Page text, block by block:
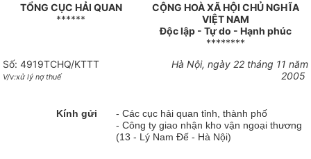
TỔNG CỤC HẢI QUAN
******
CỘNG HOÀ XÃ HỘI CHỦ NGHĨA
VIỆT NAM
Độc lập - Tự do - Hạnh phúc
********
Số: 4919TCHQ/KTTT
V/v:xử lý nợ thuế
Hà Nội, ngày 22 tháng 11 năm
2005
Kính gửi
- Các cục hải quan tỉnh, thành phố
- Công ty giao nhận kho vận ngoại thương
(13 - Lý Nam Đế - Hà Nội)